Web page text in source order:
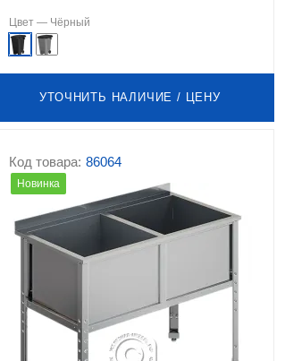
Цвет — Чёрный
УТОЧНИТЬ НАЛИЧИЕ / ЦЕНУ
Код товара: 86064
Новинка